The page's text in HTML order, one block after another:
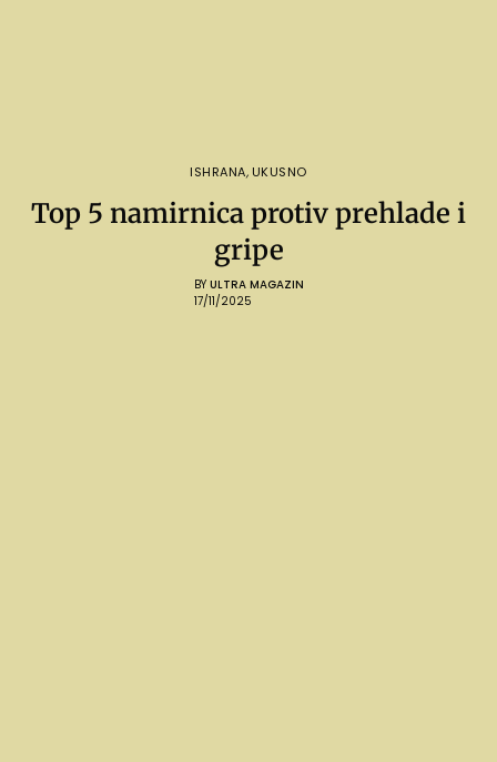
ISHRANA, UKUSNO
Top 5 namirnica protiv prehlade i
gripe
BY ULTRA MAGAZIN
17/11/2025